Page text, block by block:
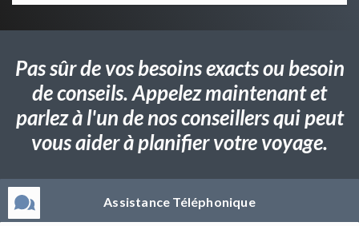
Pas sûr de vos besoins exacts ou besoin
de conseils. Appelez maintenant et
parlez à l'un de nos conseillers qui peut
vous aider à planifier votre voyage.
Assistance Téléphonique